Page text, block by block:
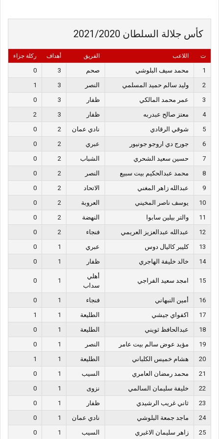
كأس جلالة السلطان 2021/2020
ت اللاعب الفريق أهداف ركلة جزاء
1 محمد سيف البلوشي صحم 3
0
2
وليد سالم حميد المسلمي النصر 3
1
3
عمر محمد المالكي ظفار 3
0
4
معتز صالح عبدربه ظفار 3
2
5
شوقي الرقادي نادي عمان 2
0
6
جورج دي اروجو جونيور عبري 2
0
7
حسين سعيد الشحري الشباب 2
0
8
محمد عبدالحكيم بيت سبيع النصر 2
0
9
عبدالله زاهر المغني الاتحاد 2
0
10
يوسف ناصر المخيني العروبة 2
0
11
والتر بيلين سابوا النهضة 2
0
12
عبدالله عبدالعزيز العريمي فنجاء 2
0
13
كليبر كاليال دوس عبري 1
0
14
خالد خليفة الهاجري ظفار 1
0
15 امجد سعيد الفراجي
أهلي
سداب
1
0
16 أمين النبهاني فنجاء 1
0
17
اكفواي جيشي الطليعة 1
1
18
عبدالحافظ ثويني الطليعة 1
0
19
مؤيد عوض سالم بيت عامر النصر 1
0
20
هشام خميس الكلباني الطليعة 1
1
21
محمد رمضان العامري السيب 1
0
22
خليفة سليمان السالمي نزوى 1
0
23
ثاني غريب الرشيدي ظفار 1
0
24
ماجد جمعة البلوشي نادي عمان 1
0
25
زاهر سليمان الاغبري السيب 1
0